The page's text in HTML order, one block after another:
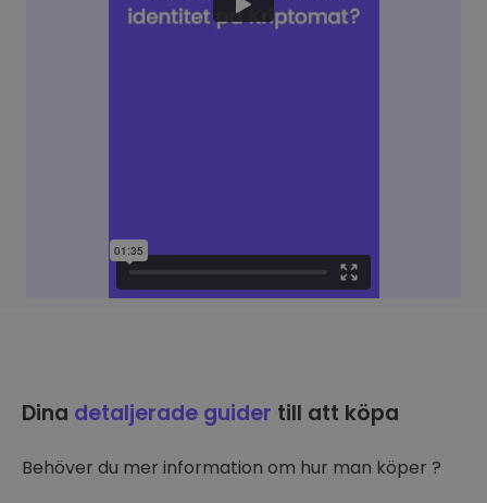
Dina detaljerade guider till att köpa
Behöver du mer information om hur man köper ?